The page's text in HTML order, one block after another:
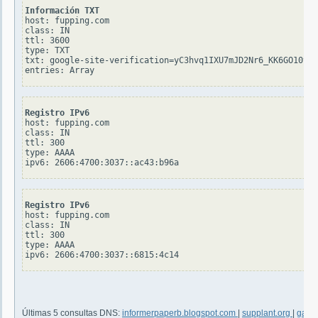
Información TXT
host: fupping.com
class: IN
ttl: 3600
type: TXT
txt: google-site-
Registro IPv6
host: fupping.com
class: IN
ttl: 300
type: AAAA
Registro IPv6
host: fupping.com
class: IN
ttl: 300
type: AAAA
Últimas 5 consultas DNS: informerpaperb.blogspot.com supplant.org